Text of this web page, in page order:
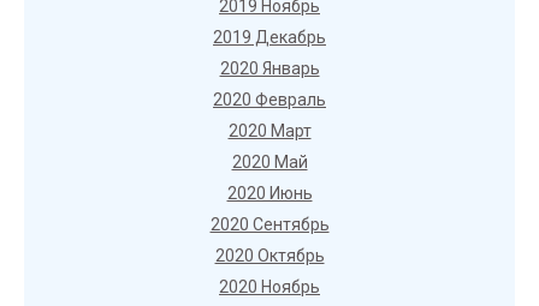
2019 Ноябрь
2019 Декабрь
2020 Январь
2020 Февраль
2020 Март
2020 Май
2020 Июнь
2020 Сентябрь
2020 Октябрь
2020 Ноябрь